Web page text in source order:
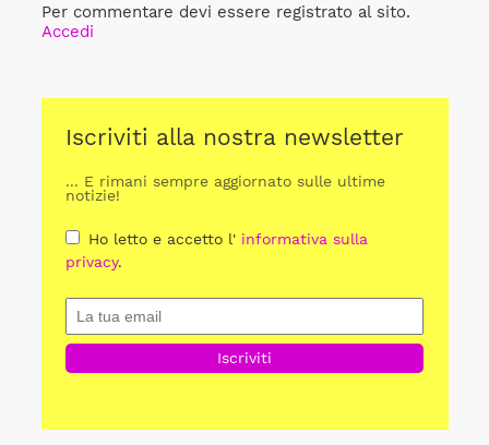
Per commentare devi essere registrato al sito.
Accedi
Iscriviti alla nostra newsletter
... E rimani sempre aggiornato sulle ultime
notizie!
Ho letto e accetto l' informativa sulla
privacy.